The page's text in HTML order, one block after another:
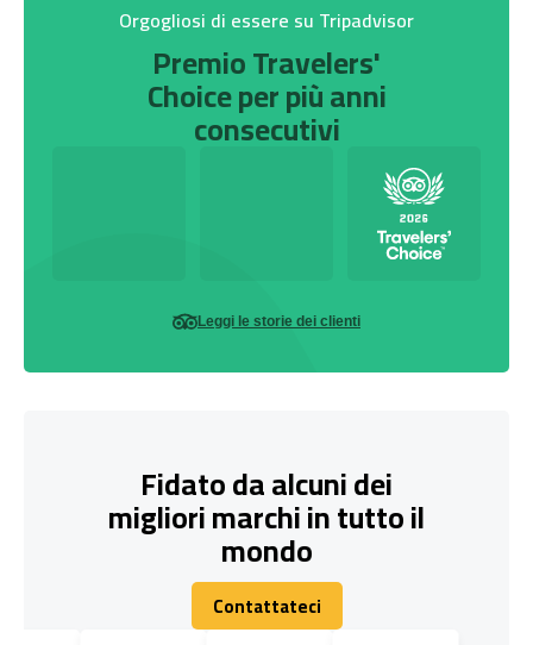
Orgogliosi di essere su Tripadvisor
Premio Travelers'
Choice per più anni
consecutivi
Leggi le storie dei clienti
Fidato da alcuni dei
migliori marchi in tutto il
mondo
Contattateci
Contattateci